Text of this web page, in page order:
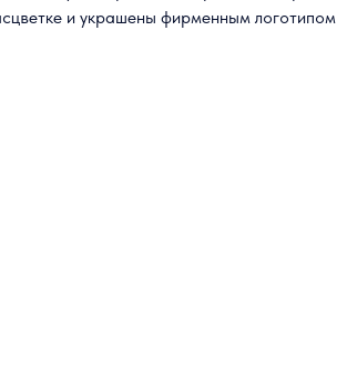
и украшены фирменным логотипом